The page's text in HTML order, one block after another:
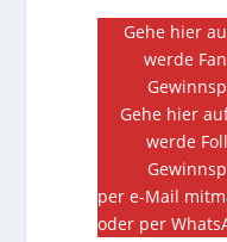
Gehe hier
werde
Gehe hier
werde
per e-Mail
oder per